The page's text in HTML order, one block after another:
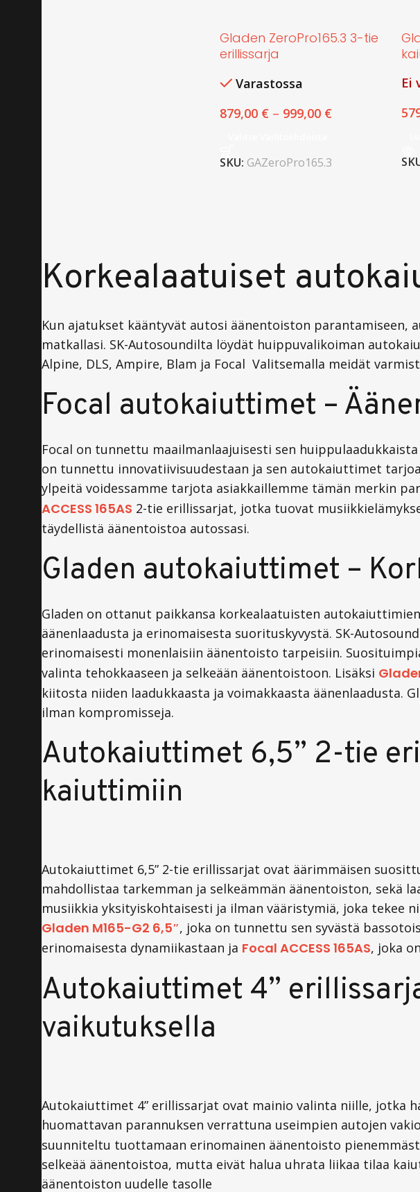
Gladen ZeroPro165.3 3-tie
erillissarja
Varastossa
879,00 € – 999,00 €
SKU: GAZeroPro165.3
Ei
Korkealaatuiset
Kun ajatukset kääntyvät autosi äänentoiston
matkallasi. SK-Autosoundilta löydät huippuvalikoiman
Alpine, DLS, Ampire, Blam ja Focal Valitsemalla meidät
Focal autokaiuttimet –
Focal on tunnettu maailmanlaajuisesti sen
on tunnettu innovatiivisuudestaan ja sen autokaiuttimet
ylpeitä voidessamme tarjota asiakkaillemme tämän merkin
ACCESS 165AS 2-tie erillissarjat, jotka tuovat
täydellistä äänentoistoa autossasi.
Gladen autokaiuttimet –
Gladen on ottanut paikkansa korkealaatuisten
äänenlaadusta ja erinomaisesta suorituskyvystä. SK-
erinomaisesti monenlaisiin äänentoisto tarpeisiin.
valinta tehokkaaseen ja selkeään äänentoistoon. Lisäksi
kiitosta niiden laadukkaasta ja voimakkaasta
ilman kompromisseja.
Autokaiuttimet 6,5” 2-tie
kaiuttimiin
Autokaiuttimet 6,5” 2-tie erillissarjat ovat äärimmäisen
mahdollistaa tarkemman ja selkeämmän äänentoiston, sekä
musiikkia yksityiskohtaisesti ja ilman vääristymiä, joka tekee
Gladen M165-G2 6,5″, joka on tunnettu sen syvästä
erinomaisesta dynamiikastaan ja Focal ACCESS 165AS, joka
Autokaiuttimet 4”
vaikutuksella
Autokaiuttimet 4” erillissarjat ovat mainio valinta niille, jotka
huomattavan parannuksen verrattuna useimpien autojen
suunniteltu tuottamaan erinomainen äänentoisto
selkeää äänentoistoa, mutta eivät halua uhrata liikaa tilaa
äänentoiston uudelle tasolle